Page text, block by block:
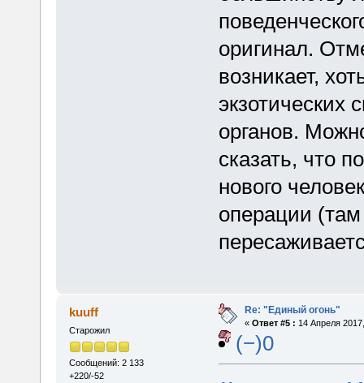
оригинал.
возникает,
экзотических
органов.
сказать, что
нового
операции
kuuff
Старожил
Сообщений: 2 133
+220/-52
Re: "Единый огонь"
« Ответ #5 : 14 Апреля
(−)0